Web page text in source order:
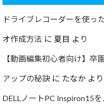
2022.07.30
ドライブレコーダーを使っ
オ作成方法 に 夏目 より
【動画編集初心者向け】卒
アップの秘訣に たなか より
DELLノートPC Inspiron15